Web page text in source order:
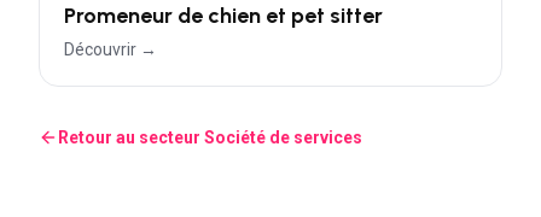
Promeneur de chien et pet sitter
Découvrir →
Retour au secteur Société de services